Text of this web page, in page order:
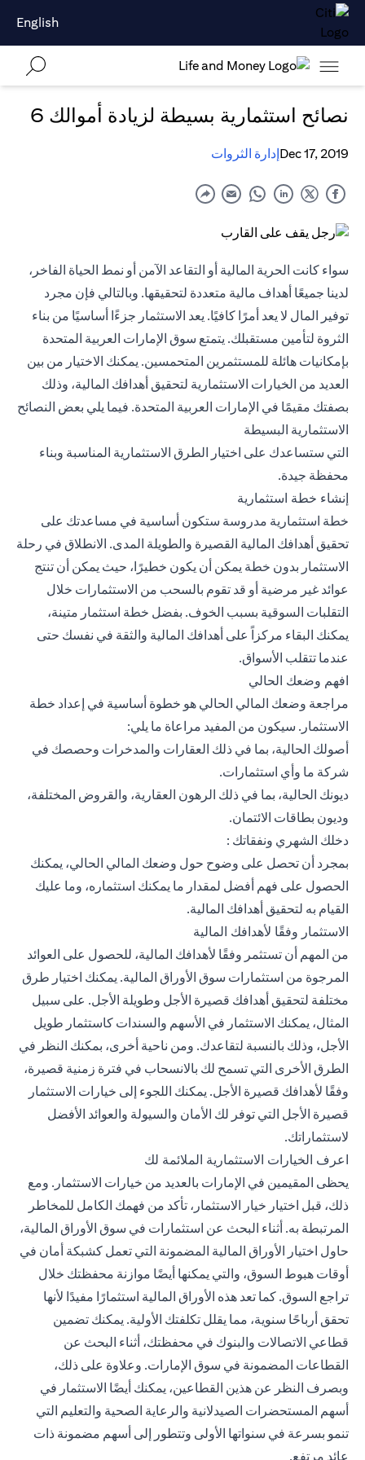
English
نصائح استثمارية بسيطة لزيادة أموالك 6
Dec 17, 2019إدارة الثروات
سواء كانت الحرية المالية أو التقاعد الآمن أو نمط الحياة الفاخر،
لدينا جميعًا أهداف مالية متعددة لتحقيقها. وبالتالي فإن مجرد
توفير المال لا يعد أمرًا كافيًا. يعد الاستثمار جزءًا أساسيًا من بناء
الثروة لتأمين مستقبلك. يتمتع سوق الإمارات العربية المتحدة
بإمكانيات هائلة للمستثمرين المتحمسين. يمكنك الاختيار من بين
العديد من الخيارات الاستثمارية لتحقيق أهدافك المالية، وذلك
بصفتك مقيمًا في الإمارات العربية المتحدة. فيما يلي بعض النصائح
الاستثمارية البسيطة
التي ستساعدك على اختيار الطرق الاستثمارية المناسبة وبناء
محفظة جيدة.
إنشاء خطة استثمارية
خطة استثمارية مدروسة ستكون أساسية في مساعدتك على
تحقيق أهدافك المالية القصيرة والطويلة المدى. الانطلاق في رحلة
الاستثمار بدون خطة يمكن أن يكون خطيرًا، حيث يمكن أن تنتج
عوائد غير مرضية أو قد تقوم بالسحب من الاستثمارات خلال
التقلبات السوقية بسبب الخوف. بفضل خطة استثمار متينة،
يمكنك البقاء مركزاً على أهدافك المالية والثقة في نفسك حتى
عندما تتقلب الأسواق.
افهم وضعك الحالي
مراجعة وضعك المالي الحالي هو خطوة أساسية في إعداد خطة
الاستثمار. سيكون من المفيد مراعاة ما يلي:
أصولك الحالية، بما في ذلك العقارات والمدخرات وحصصك في
شركة ما وأي استثمارات.
ديونك الحالية، بما في ذلك الرهون العقارية، والقروض المختلفة،
وديون بطاقات الائتمان.
دخلك الشهري ونفقاتك :
بمجرد أن تحصل على وضوح حول وضعك المالي الحالي، يمكنك
الحصول على فهم أفضل لمقدار ما يمكنك استثماره، وما عليك
القيام به لتحقيق أهدافك المالية.
الاستثمار وفقًا لأهدافك المالية
من المهم أن تستثمر وفقًا لأهدافك المالية، للحصول على العوائد
المرجوة من استثمارات سوق الأوراق المالية. يمكنك اختيار طرق
مختلفة لتحقيق أهدافك قصيرة الأجل وطويلة الأجل. على سبيل
المثال، يمكنك الاستثمار في الأسهم والسندات كاستثمار طويل
الأجل، وذلك بالنسبة لتقاعدك. ومن ناحية أخرى، بمكنك النظر في
الطرق الأخرى التي تسمح لك بالانسحاب في فترة زمنية قصيرة،
وفقًا لأهدافك قصيرة الأجل. يمكنك اللجوء إلى خيارات الاستثمار
قصيرة الأجل التي توفر لك الأمان والسيولة والعوائد الأفضل
لاستثماراتك.
اعرف الخيارات الاستثمارية الملائمة لك
يحظى المقيمين في الإمارات بالعديد من خيارات الاستثمار. ومع
ذلك، قبل اختيار خيار الاستثمار ، تأكد من فهمك الكامل للمخاطر
المرتبطة به. أثناء البحث عن استثمارات في سوق الأوراق المالية،
حاول اختيار الأوراق المالية المضمونة التي تعمل كشبكة أمان في
أوقات هبوط السوق، والتي يمكنها أيضًا موازنة محفظتك خلال
تراجع السوق. كما تعد هذه الأوراق المالية استثمارًا مفيدًا لأنها
تحقق أرباحًا سنوية، مما يقلل تكلفتك الأولية. يمكنك تضمين
قطاعي الاتصالات والبنوك في محفظتك، أثناء البحث عن
القطاعات المضمونة في سوق الإمارات. وعلاوة على ذلك،
وبصرف النظر عن هذين القطاعين، يمكنك أيضًا الاستثمار في
أسهم المستحضرات الصيدلانية والرعاية الصحية والتعليم التي
تنمو بسرعة في سنواتها الأولى وتتطور إلى أسهم مضمونة ذات
عائد مرتفع.